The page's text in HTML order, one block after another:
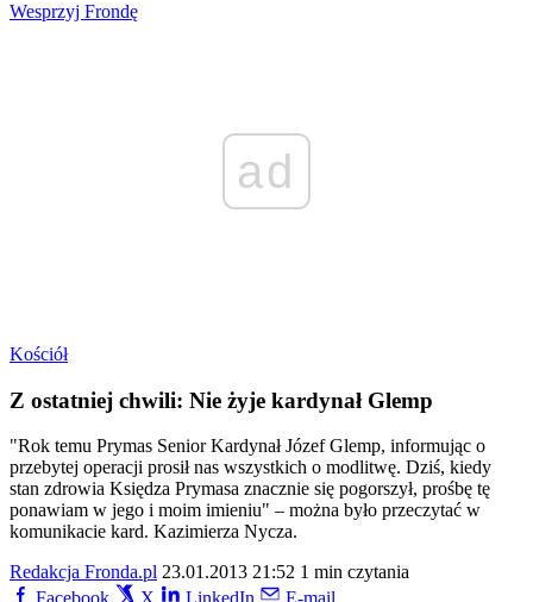
Wesprzyj Frondę
ad
Kościół
Z ostatniej chwili: Nie żyje kardynał Glemp
"Rok temu Prymas Senior Kardynał Józef Glemp, informując o
przebytej operacji prosił nas wszystkich o modlitwę. Dziś, kiedy
stan zdrowia Księdza Prymasa znacznie się pogorszył, prośbę tę
ponawiam w jego i moim imieniu" – można było przeczytać w
komunikacie kard. Kazimierza Nycza.
Redakcja Fronda.pl 23.01.2013 21:52 1 min czytania